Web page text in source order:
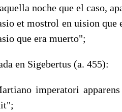
noche que el caso,
et mostrol en uision
que era muerto";
en Sigebertus (a. 455):
imperatori apparens